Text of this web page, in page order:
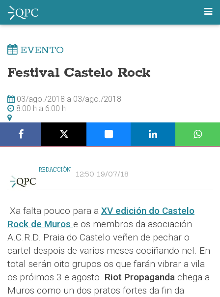
EVENTO
Festival Castelo Rock
03/ago./2018 a 03/ago./2018
8:00 h a 6:00 h
REDACCIÓN 12:50 19/07/18
Xa falta pouco para a XV edición do Castelo
Rock de Muros e os membros da asociación
A.C.R.D. Praia do Castelo veñen de pechar o
cartel despois de varios meses cociñando nel. En
total serán oito grupos os que farán vibrar a vila
os próimos 3 e agosto. Riot Propaganda chega a
Muros como un dos pratos fortes da fin da